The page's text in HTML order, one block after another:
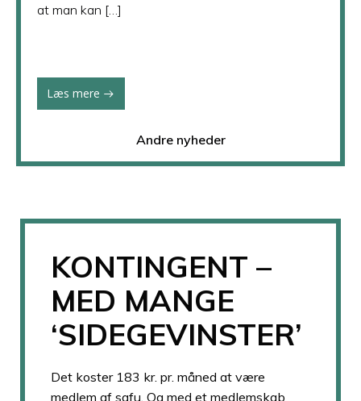
at man kan […]
Læs mere
Andre nyheder
KONTINGENT –
MED MANGE
‘SIDEGEVINSTER’
Det koster 183 kr. pr. måned at være
medlem af safu. Og med et medlemskab